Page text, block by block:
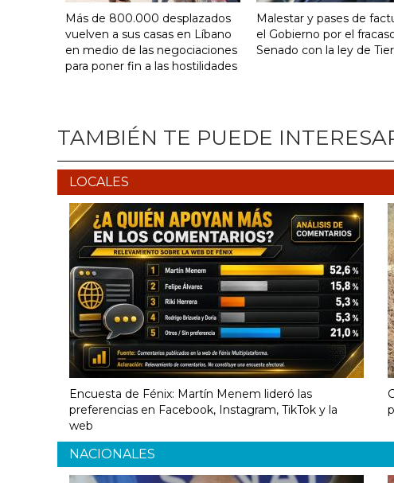
Más de 800.000 desplazados
vuelven a sus casas en Líbano
en medio de las negociaciones
para poner fin a las hostilidades
Malestar y pases de
el Gobierno por el
Senado con la ley de
TAMBIÉN TE PUEDE
LOCALES
Encuesta de Fénix: Martín Menem lideró las
preferencias en Facebook, Instagram, TikTok y la
web
NACIONALES